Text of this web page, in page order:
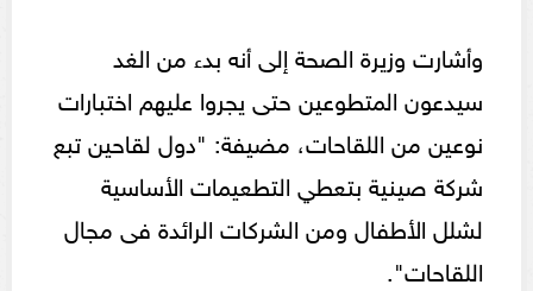
وأشارت وزيرة الصحة إلى أنه بدء من الغد
سيدعون المتطوعين حتى يجروا عليهم اختبارات
نوعين من اللقاحات، مضيفة: "دول لقاحين تبع
شركة صينية بتعطي التطعيمات الأساسية
لشلل الأطفال ومن الشركات الرائدة فى مجال
اللقاحات".